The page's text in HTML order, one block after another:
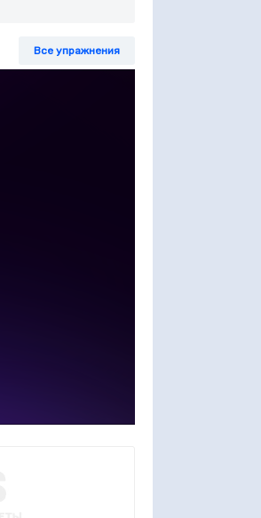
с медом, если
поровну. Сколько
Все упражнения